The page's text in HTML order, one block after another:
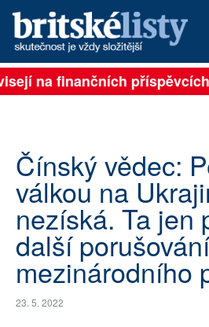
PŘIHLÁSIT
ARCHIV
ROZHOVORY
TÉMATA
NEJČTENĚJŠÍ ZA 7 DNÍ
AUTOŘI
na finančních
Čínský vědec:
válkou na
nezíská. Ta jen
další porušování
mezinárodního
23. 5. 2022